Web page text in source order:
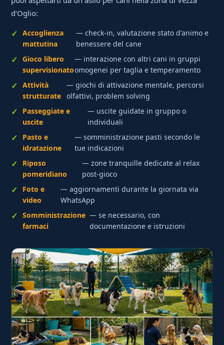
d'Oglio:
Accoglienza
mattutina
— check-in, valutazione stato d'animo e
benessere del cane
Gioco libero
supervisionato
— interazione con altri cani in gruppi
omogenei per taglia e temperamento
Attività
strutturate
— giochi di attivazione mentale, percorsi
olfattivi, problem solving
Passeggiate e
uscite
— uscite guidate in gruppo o
individuali
Pasto e
idratazione
— somministrazione pasti secondo le
tue indicazioni
Riposo
pomeridiano
— zone tranquille dedicate al relax
post-gioco
Foto e
video
— aggiornamenti durante la giornata via
WhatsApp
Somministrazione
farmaci
— se necessario, con
documentazione e istruzioni